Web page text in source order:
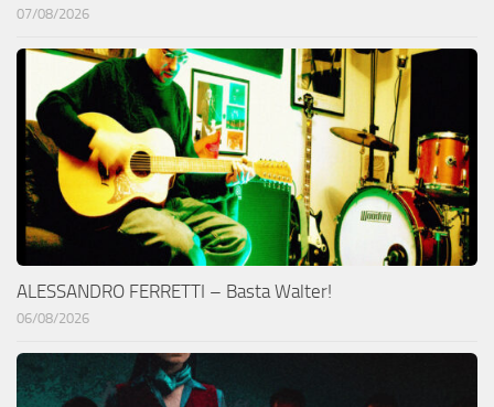
07/08/2026
ALESSANDRO FERRETTI – Basta Walter!
06/08/2026